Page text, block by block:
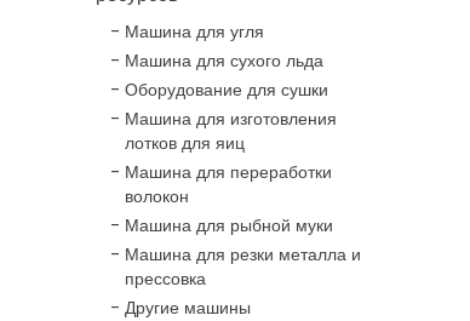
Машина для угля
Машина для сухого льда
Оборудование для сушки
Машина для изготовления
лотков для яиц
Машина для переработки
волокон
Машина для рыбной муки
Машина для резки металла и
прессовка
Другие машины